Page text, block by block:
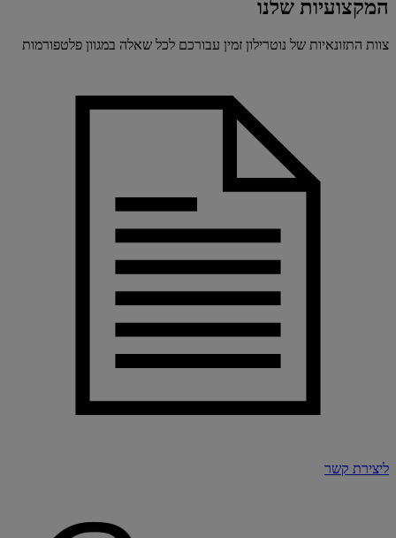
המקצועיות שלנו
צוות התזונאיות של נוטרילון זמין עבורכם לכל שאלה במגוון פלטפורמות
ליצירת קשר